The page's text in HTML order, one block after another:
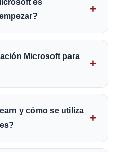
Microsoft para
y cómo se utiliza